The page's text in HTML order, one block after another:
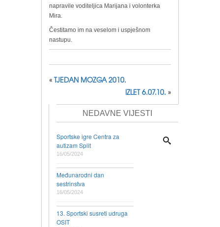
napravile voditeljica Marijana i volonterka
Mira.
Čestitamo im na veselom i uspješnom
nastupu.
« TJEDAN MOZGA 2010.
IZLET 6.07.10. »
NEDAVNE VIJESTI
Sportske igre Centra za
autizam Split
16/05/2024
Međunarodni dan
sestrinstva
16/05/2024
13. Sportski susreti udruga
OSIT